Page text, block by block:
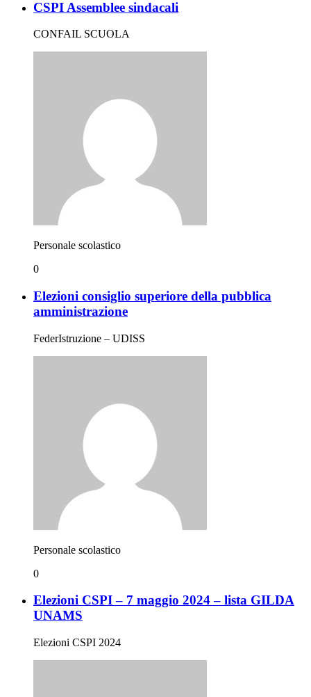
CSPI Assemblee sindacali
CONFAIL SCUOLA
Personale scolastico
0
Elezioni consiglio superiore della pubblica
amministrazione
FederIstruzione – UDISS
Personale scolastico
0
Elezioni CSPI – 7 maggio 2024 – lista GILDA
UNAMS
Elezioni CSPI 2024